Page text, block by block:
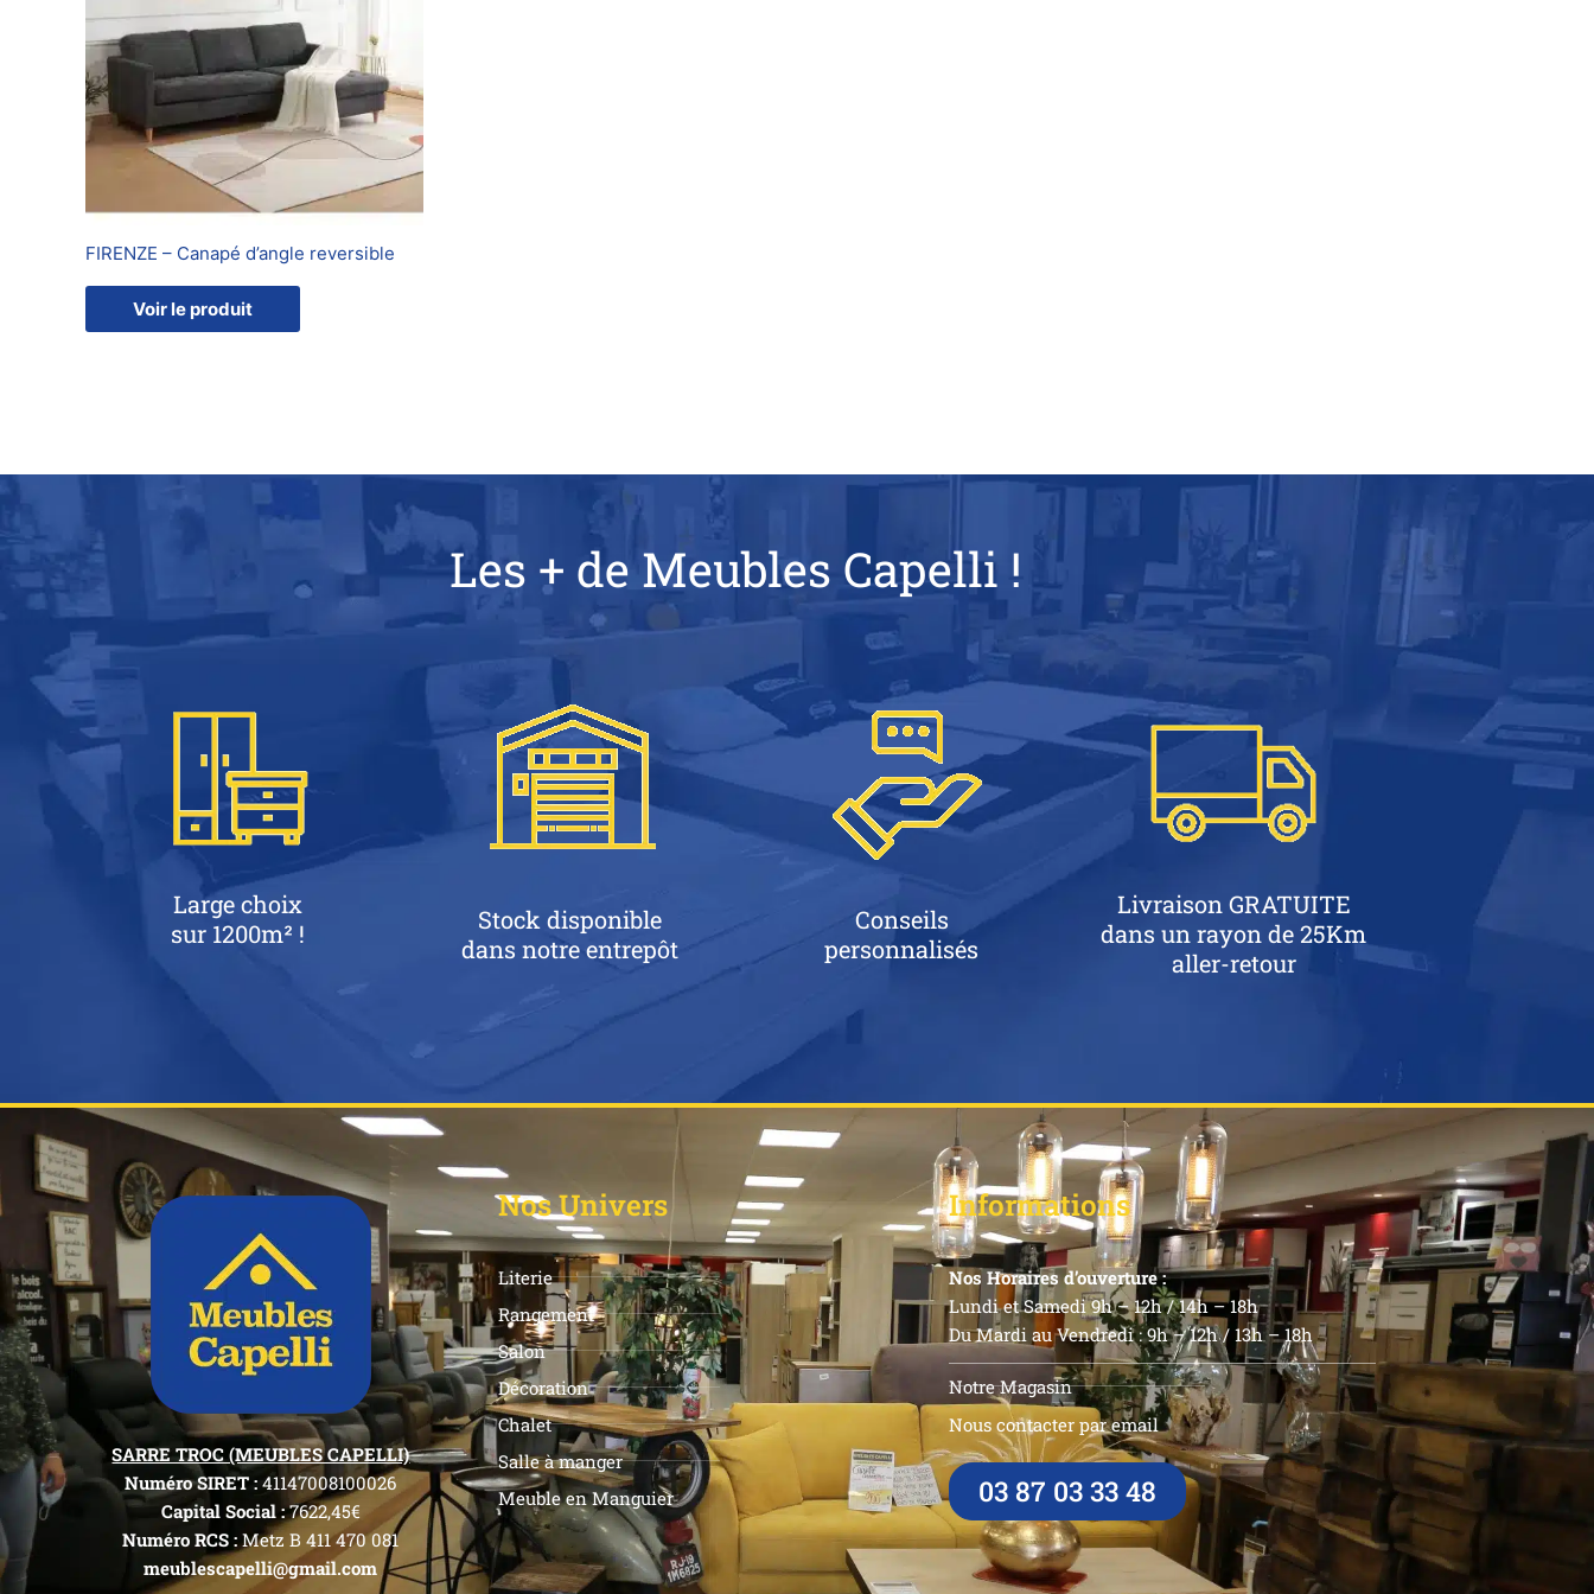
FIRENZE – Canapé d’angle reversible
Voir le produit
Les + de Meubles Capelli !
Large choix
sur 1200m² !
Stock disponible
dans notre entrepôt
Conseils
personnalisés
Livraison GRATUITE
dans un rayon de 25Km
aller-retour
SARRE TROC (MEUBLES CAPELLI)
Numéro SIRET : 41147008100026
Capital Social :7622,45€
Numéro RCS :Metz B 411 470 081
meublescapelli@gmail.com
Nos Univers
Literie
Rangement
Salon
Décoration
Chalet
Salle à manger
Meuble en Manguier
Informations
Nos Horaires d’ouverture :
Lundi et Samedi 9h – 12h / 14h – 18h
Du Mardi au Vendredi : 9h – 12h / 13h – 18h
Notre Magasin
Nous contacter par email
03 87 03 33 48